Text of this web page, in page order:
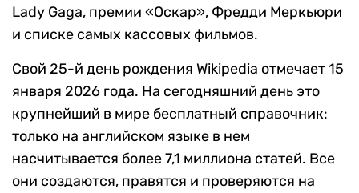
Lady Gaga, премии «Оскар», Фредди Меркьюри
и списке самых кассовых фильмов.
Свой 25-й день рождения Wikipedia отмечает 15
января 2026 года. На сегодняшний день это
крупнейший в мире бесплатный справочник:
только на английском языке в нем
насчитывается более 7,1 миллиона статей. Все
они создаются, правятся и проверяются на